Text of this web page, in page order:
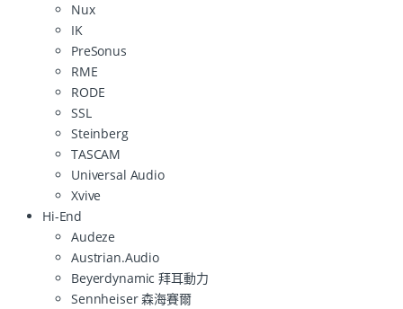
Nux
IK
PreSonus
RME
RODE
SSL
Steinberg
TASCAM
Universal Audio
Xvive
Hi-End
Audeze
Austrian.Audio
Beyerdynamic 拜耳動力
Sennheiser 森海賽爾